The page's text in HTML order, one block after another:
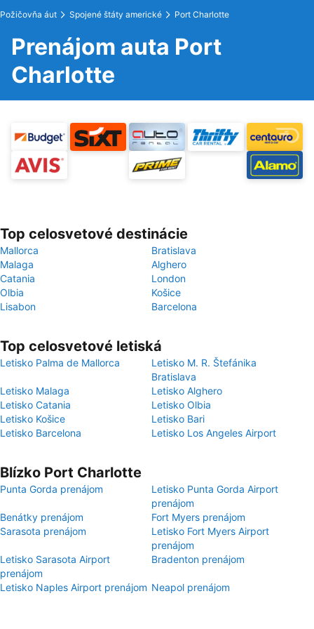
Požičovňa áut Spojené štáty americké Port Charlotte
Prenájom auta Port
Charlotte
Top celosvetové destinácie
Mallorca
Bratislava
Malaga
Alghero
Catania
London
Olbia
Košice
Lisabon
Barcelona
Top celosvetové letiská
Letisko Palma de Mallorca
Letisko M. R. Štefánika
Bratislava
Letisko Malaga
Letisko Alghero
Letisko Catania
Letisko Olbia
Letisko Košice
Letisko Bari
Letisko Barcelona
Letisko Los Angeles Airport
Blízko Port Charlotte
Punta Gorda prenájom
Letisko Punta Gorda Airport
prenájom
Benátky prenájom
Fort Myers prenájom
Sarasota prenájom
Letisko Fort Myers Airport
prenájom
Letisko Sarasota Airport
prenájom
Bradenton prenájom
Letisko Naples Airport prenájom Neapol prenájom